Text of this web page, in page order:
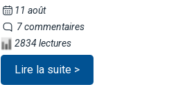
11 août
7 commentaires
2834 lectures
Lire la suite >